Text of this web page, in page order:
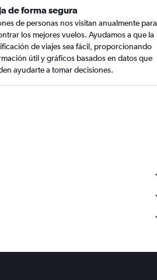
de forma segura
de personas nos visitan anualmente para
los mejores vuelos. Ayudamos a que la
de viajes sea fácil, proporcionando
útil y gráficos basados en datos que
ayudarte a tomar decisiones.